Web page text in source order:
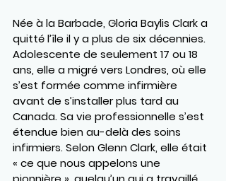
Née à la Barbade, Gloria Baylis Clark a
quitté l’île il y a plus de six décennies.
Adolescente de seulement 17 ou 18
ans, elle a migré vers Londres, où elle
s’est formée comme infirmière
avant de s’installer plus tard au
Canada. Sa vie professionnelle s’est
étendue bien au-delà des soins
infirmiers. Selon Glenn Clark, elle était
« ce que nous appelons une